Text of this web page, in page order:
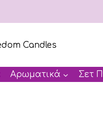
Αρωματικά Σετ